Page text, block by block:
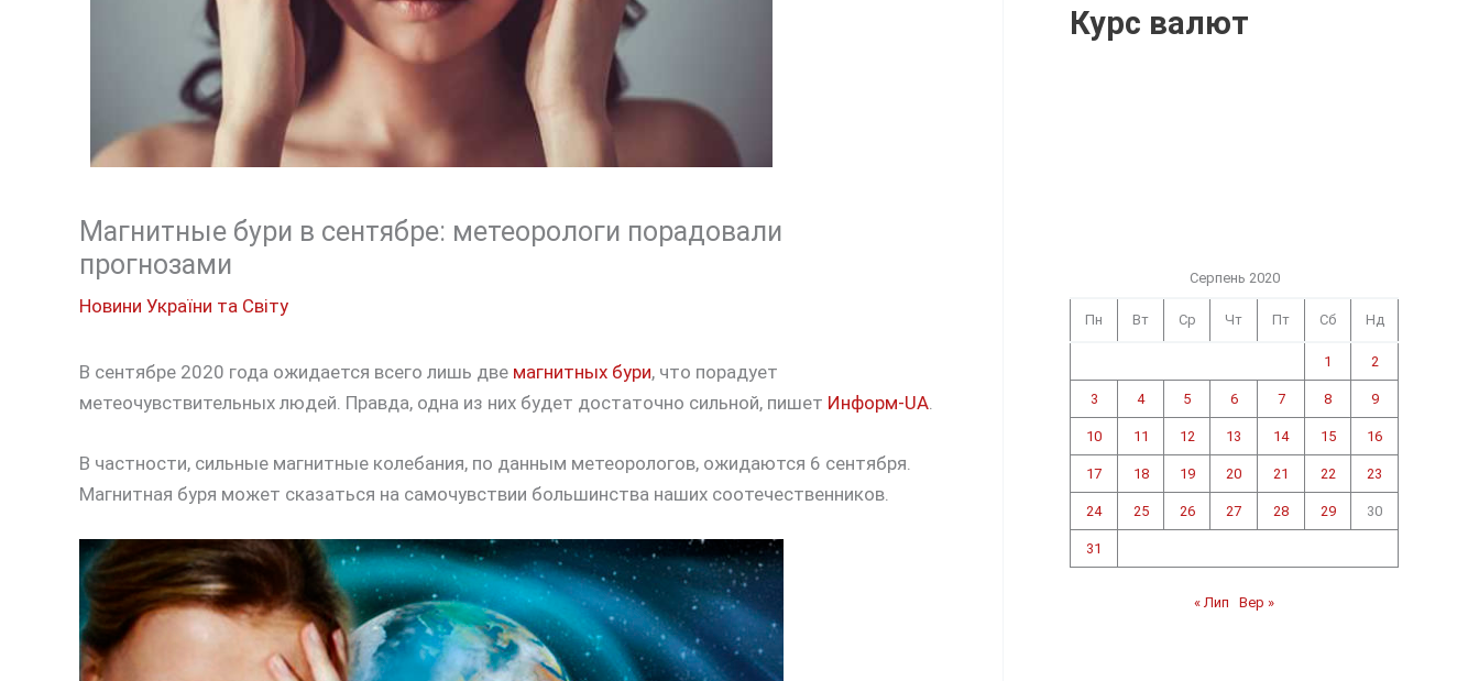
Магнитные бури в сентябре: метеорологи порадовали
прогнозами
Новини України та Світу
В сентябре 2020 года ожидается всего лишь две магнитных бури, что порадует
метеочувствительных людей. Правда, одна из них будет достаточно сильной, пишет Информ-UA
В частности, сильные магнитные колебания, по данным метеорологов, ожидаются 6 сентября.
Магнитная буря может сказаться на самочувствии большинства наших соотечественников.
Курс валют
Серпень 2020
Пн Вт Ср Чт Пт Сб Нд
1 2
3 4 5 6 7 8 9
10 11 12 13 14 15 16
17 18 19 20 21 22 23
24 25 26 27 28 29 30
31
« Лип Вер »